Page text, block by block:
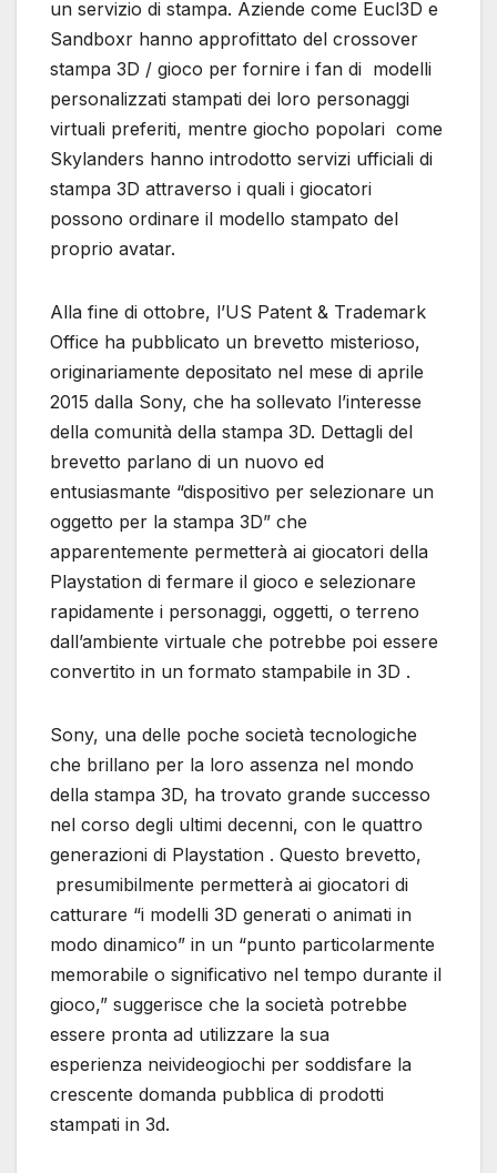
un servizio di stampa. Aziende come Eucl3D e
Sandboxr hanno approfittato del crossover
stampa 3D / gioco per fornire i fan di modelli
personalizzati stampati dei loro personaggi
virtuali preferiti, mentre giocho popolari come
Skylanders hanno introdotto servizi ufficiali di
stampa 3D attraverso i quali i giocatori
possono ordinare il modello stampato del
proprio avatar.
Alla fine di ottobre, l’US Patent & Trademark
Office ha pubblicato un brevetto misterioso,
originariamente depositato nel mese di aprile
2015 dalla Sony, che ha sollevato l’interesse
della comunità della stampa 3D. Dettagli del
brevetto parlano di un nuovo ed
entusiasmante “dispositivo per selezionare un
oggetto per la stampa 3D” che
apparentemente permetterà ai giocatori della
Playstation di fermare il gioco e selezionare
rapidamente i personaggi, oggetti, o terreno
dall’ambiente virtuale che potrebbe poi essere
convertito in un formato stampabile in 3D .
Sony, una delle poche società tecnologiche
che brillano per la loro assenza nel mondo
della stampa 3D, ha trovato grande successo
nel corso degli ultimi decenni, con le quattro
generazioni di Playstation . Questo brevetto,
presumibilmente permetterà ai giocatori di
catturare “i modelli 3D generati o animati in
modo dinamico” in un “punto particolarmente
memorabile o significativo nel tempo durante il
gioco,” suggerisce che la società potrebbe
essere pronta ad utilizzare la sua
esperienza neivideogiochi per soddisfare la
crescente domanda pubblica di prodotti
stampati in 3d.